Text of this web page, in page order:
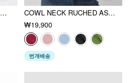
FLORAL V-NECK RUCHED WRAP CAMI TOP
COWL NECK RUCHED ASYMMETRICAL HEM CAMI TOP
₩19,900
번개배송